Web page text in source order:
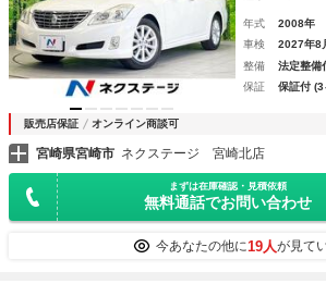
年式 2008年
車検
2027年8
整備
法定整備
保証
保証付
販売店保証 オンライン商談可
宮崎県宮崎市 ネクステージ 宮崎北店
まずは在庫確認・見積依頼
無料通話でお問い合わせ
今あなたの他に19人が見て